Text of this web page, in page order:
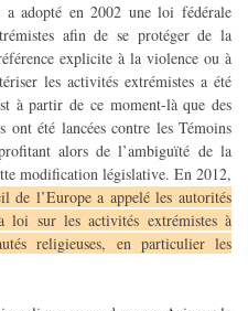
a adopté en 2002 une loi fédérale
afin de se protéger de la
explicite à la violence ou à
les activités extrémistes a été
à partir de ce moment-là que des
ont été lancées contre les Témoins
alors de l’ambiguïté de la
modification législative. En 2012,
de l’Europe a appelé les autorités
loi sur les activités extrémistes à
religieuses, en particulier les